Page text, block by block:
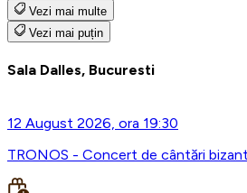
Vezi mai multe
Vezi mai puțin
Sala Dalles, Bucuresti
12 August 2026, ora 19:30
TRONOS - Concert de cântări